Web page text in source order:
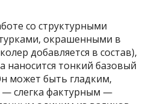
со структурными
окрашенными в
добавляется в состав),
наносится тонкий базовый
может быть гладким,
слегка фактурным —